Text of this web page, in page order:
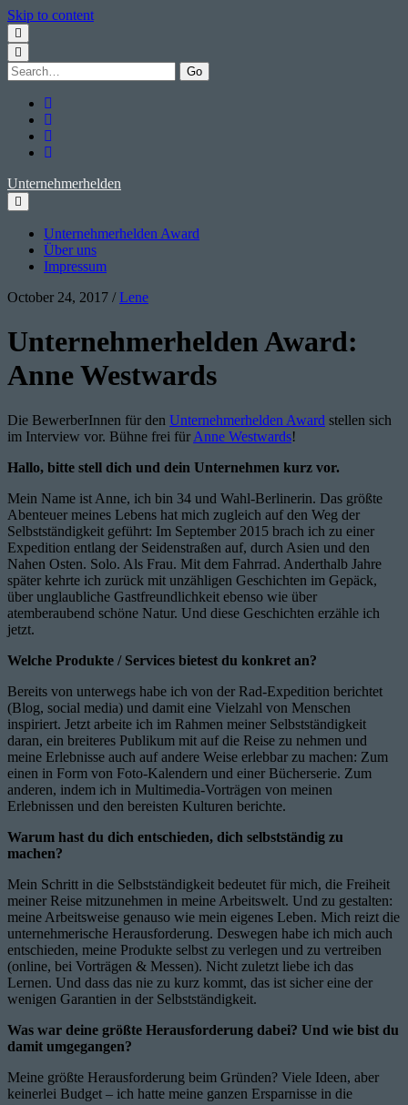
Skip to content
Search
for:
Unternehmerhelden
Unternehmerhelden Award
Über uns
Impressum
October 24, 2017 /Lene
Unternehmerhelden Award:
Anne Westwards
Die BewerberInnen für den Unternehmerhelden Award stellen sich
im Interview vor. Bühne frei für Anne Westwards!
Hallo, bitte stell dich und dein Unternehmen kurz vor.
Mein Name ist Anne, ich bin 34 und Wahl-Berlinerin. Das größte
Abenteuer meines Lebens hat mich zugleich auf den Weg der
Selbstständigkeit geführt: Im September 2015 brach ich zu einer
Expedition entlang der Seidenstraßen auf, durch Asien und den
Nahen Osten. Solo. Als Frau. Mit dem Fahrrad. Anderthalb Jahre
später kehrte ich zurück mit unzähligen Geschichten im Gepäck,
über unglaubliche Gastfreundlichkeit ebenso wie über
atemberaubend schöne Natur. Und diese Geschichten erzähle ich
jetzt.
Welche Produkte / Services bietest du konkret an?
Bereits von unterwegs habe ich von der Rad-Expedition berichtet
(Blog, social media) und damit eine Vielzahl von Menschen
inspiriert. Jetzt arbeite ich im Rahmen meiner Selbstständigkeit
daran, ein breiteres Publikum mit auf die Reise zu nehmen und
meine Erlebnisse auch auf andere Weise erlebbar zu machen: Zum
einen in Form von Foto-Kalendern und einer Bücherserie. Zum
anderen, indem ich in Multimedia-Vorträgen von meinen
Erlebnissen und den bereisten Kulturen berichte.
Warum hast du dich entschieden, dich selbstständig zu
machen?
Mein Schritt in die Selbstständigkeit bedeutet für mich, die Freiheit
meiner Reise mitzunehmen in meine Arbeitswelt. Und zu gestalten:
meine Arbeitsweise genauso wie mein eigenes Leben. Mich reizt die
unternehmerische Herausforderung. Deswegen habe ich mich auch
entschieden, meine Produkte selbst zu verlegen und zu vertreiben
(online, bei Vorträgen & Messen). Nicht zuletzt liebe ich das
Lernen. Und dass das nie zu kurz kommt, das ist sicher eine der
wenigen Garantien in der Selbstständigkeit.
Was war deine größte Herausforderung dabei? Und wie bist du
damit umgegangen?
Meine größte Herausforderung beim Gründen? Viele Ideen, aber
keinerlei Budget – ich hatte meine ganzen Ersparnisse in die